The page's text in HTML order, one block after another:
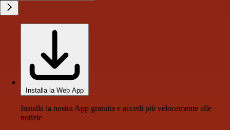
Installa la Web App
Installa la nostra App gratuita e accedi più velocemente alle
notizie